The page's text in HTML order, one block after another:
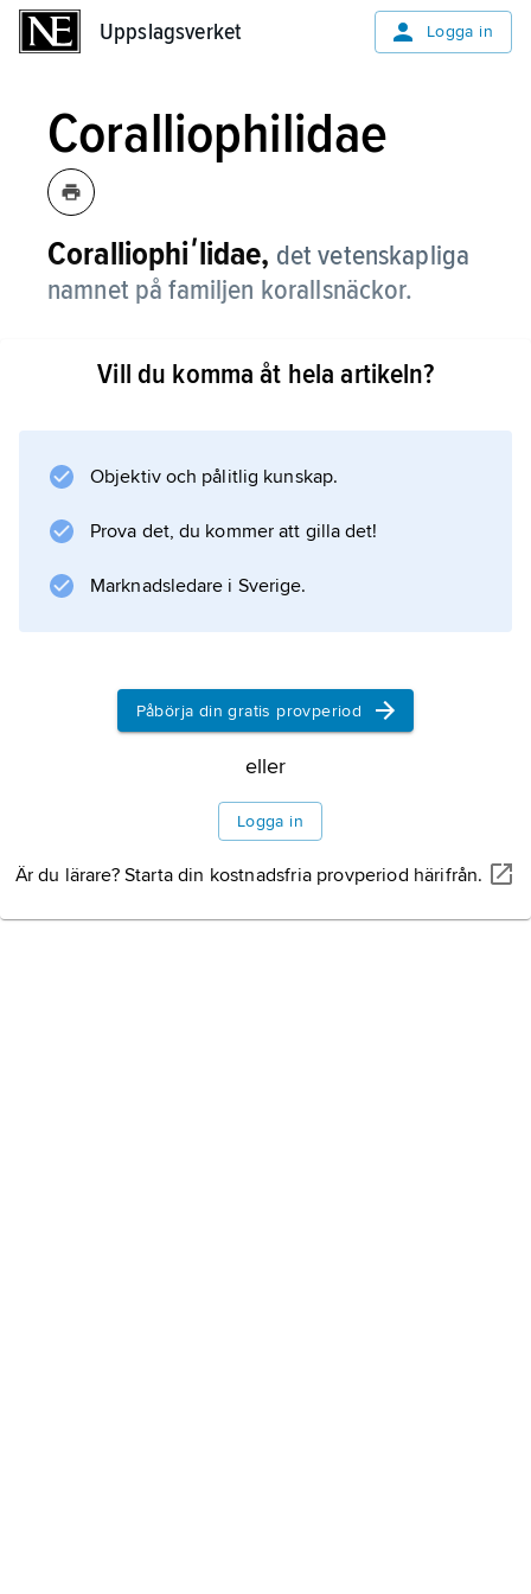
Uppslagsverket Logga in
Coralliophilidae
Coralliophiʹlidae, det vetenskapliga
namnet på familjen korallsnäckor.
Vill du komma åt hela artikeln?
Objektiv och pålitlig kunskap.
Prova det, du kommer att gilla det!
Marknadsledare i Sverige.
Påbörja din gratis provperiod
eller
Logga in
Är du lärare? Starta din kostnadsfria provperiod härifrån.